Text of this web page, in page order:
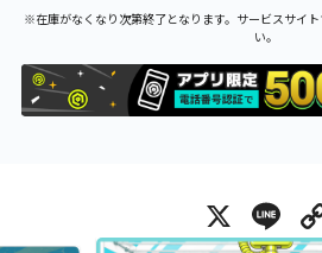
※在庫がなくなり次第終了となります。サービスサイ
い。
X